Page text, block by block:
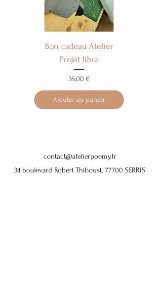
Bon cadeau Atelier
Projet libre
Prix
35,00 €
Ajouter au panier
contact@atelierpoemy.fr
34 boulevard Robert Thiboust, 77700 SERRIS